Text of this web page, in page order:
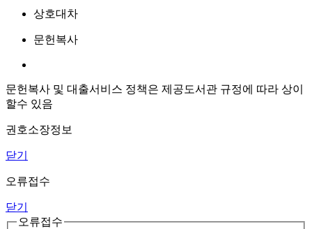
상호대차
문헌복사
문헌복사 및 대출서비스 정책은 제공도서관 규정에 따라 상이
할수 있음
권호소장정보
닫기
오류접수
닫기
오류접수